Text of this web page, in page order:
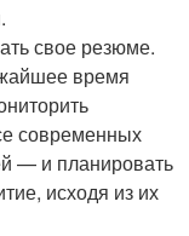
свое резюме.
время
современных
— и планировать
исходя из их